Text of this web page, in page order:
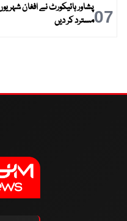
07پشاور ہائیکورٹ نے افغان
مسترد کر دیں